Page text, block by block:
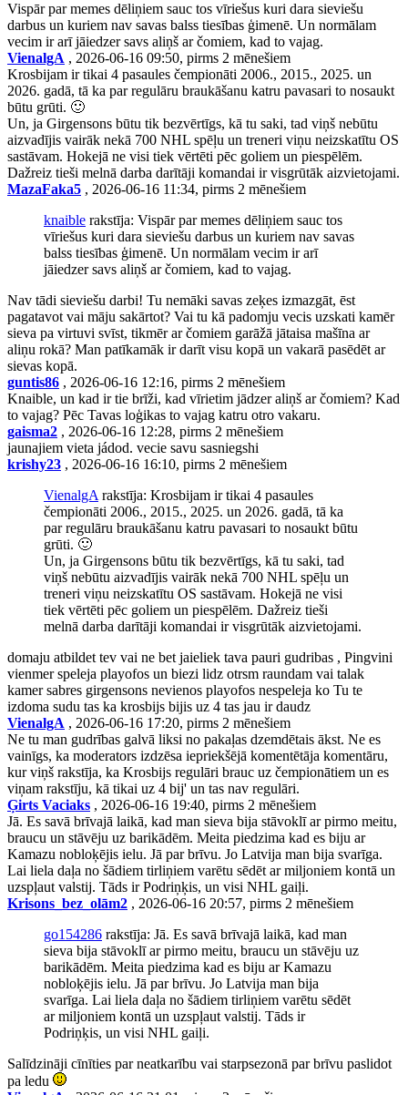
Vispār par memes dēliņiem sauc tos vīriešus kuri dara sieviešu
darbus un kuriem nav savas balss tiesības ģimenē. Un normālam
vecim ir arī jāiedzer savs aliņš ar čomiem, kad to vajag.
VienalgA , 2026-06-16 09:50, pirms 2 mēnešiem
Krosbijam ir tikai 4 pasaules čempionāti 2006., 2015., 2025. un
2026. gadā, tā ka par regulāru braukāšanu katru pavasari to nosaukt
būtu grūti. 🙂
Un, ja Girgensons būtu tik bezvērtīgs, kā tu saki, tad viņš nebūtu
aizvadījis vairāk nekā 700 NHL spēļu un treneri viņu neizskatītu OS
sastāvam. Hokejā ne visi tiek vērtēti pēc goliem un piespēlēm.
Dažreiz tieši melnā darba darītāji komandai ir visgrūtāk aizvietojami.
MazaFaka5 , 2026-06-16 11:34, pirms 2 mēnešiem
knaible rakstīja: Vispār par memes dēliņiem sauc tos
vīriešus kuri dara sieviešu darbus un kuriem nav savas
balss tiesības ģimenē. Un normālam vecim ir arī
jāiedzer savs aliņš ar čomiem, kad to vajag.
Nav tādi sieviešu darbi! Tu nemāki savas zeķes izmazgāt, ēst
pagatavot vai māju sakārtot? Vai tu kā padomju vecis uzskati kamēr
sieva pa virtuvi svīst, tikmēr ar čomiem garāžā jātaisa mašīna ar
aliņu rokā? Man patīkamāk ir darīt visu kopā un vakarā pasēdēt ar
sievas kopā.
guntis86 , 2026-06-16 12:16, pirms 2 mēnešiem
Knaible, un kad ir tie brīži, kad vīrietim jādzer aliņš ar čomiem? Kad
to vajag? Pēc Tavas loģikas to vajag katru otro vakaru.
gaisma2 , 2026-06-16 12:28, pirms 2 mēnešiem
jaunajiem vieta jádod. vecie savu sasniegshi
krishy23 , 2026-06-16 16:10, pirms 2 mēnešiem
VienalgA rakstīja: Krosbijam ir tikai 4 pasaules
čempionāti 2006., 2015., 2025. un 2026. gadā, tā ka
par regulāru braukāšanu katru pavasari to nosaukt būtu
grūti. 🙂
Un, ja Girgensons būtu tik bezvērtīgs, kā tu saki, tad
viņš nebūtu aizvadījis vairāk nekā 700 NHL spēļu un
treneri viņu neizskatītu OS sastāvam. Hokejā ne visi
tiek vērtēti pēc goliem un piespēlēm. Dažreiz tieši
melnā darba darītāji komandai ir visgrūtāk aizvietojami.
domaju atbildet tev vai ne bet jaieliek tava pauri gudribas , Pingvini
vienmer speleja playofos un biezi lidz otrsm raundam vai talak
kamer sabres girgensons nevienos playofos nespeleja ko Tu te
izdoma sudu tas ka krosbijs bijis uz 4 tas jau ir daudz
VienalgA , 2026-06-16 17:20, pirms 2 mēnešiem
Ne tu man gudrības galvā liksi no pakaļas dzemdētais ākst. Ne es
vainīgs, ka moderators izdzēsa iepriekšējā komentētāja komentāru,
kur viņš rakstīja, ka Krosbijs regulāri brauc uz čempionātiem un es
viņam rakstīju, kā tikai uz 4 bij' un tas nav regulāri.
Ģirts Vaciaks , 2026-06-16 19:40, pirms 2 mēnešiem
Jā. Es savā brīvajā laikā, kad man sieva bija stāvoklī ar pirmo meitu,
braucu un stāvēju uz barikādēm. Meita piedzima kad es biju ar
Kamazu nobloķējis ielu. Jā par brīvu. Jo Latvija man bija svarīga.
Lai liela daļa no šādiem tirliņiem varētu sēdēt ar miljoniem kontā un
uzspļaut valstij. Tāds ir Podriņķis, un visi NHL gaiļi.
Krisons_bez_olām2 , 2026-06-16 20:57, pirms 2 mēnešiem
go154286 rakstīja: Jā. Es savā brīvajā laikā, kad man
sieva bija stāvoklī ar pirmo meitu, braucu un stāvēju uz
barikādēm. Meita piedzima kad es biju ar Kamazu
nobloķējis ielu. Jā par brīvu. Jo Latvija man bija
svarīga. Lai liela daļa no šādiem tirliņiem varētu sēdēt
ar miljoniem kontā un uzspļaut valstij. Tāds ir
Podriņķis, un visi NHL gaiļi.
Salīdzināji cīnīties par neatkarību vai starpsezonā par brīvu paslidot
pa ledu